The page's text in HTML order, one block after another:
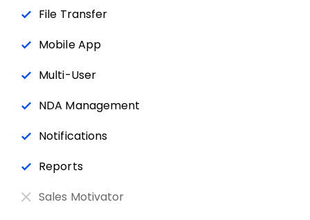
File Transfer
Mobile App
Multi-User
NDA Management
Notifications
Reports
Sales Motivator